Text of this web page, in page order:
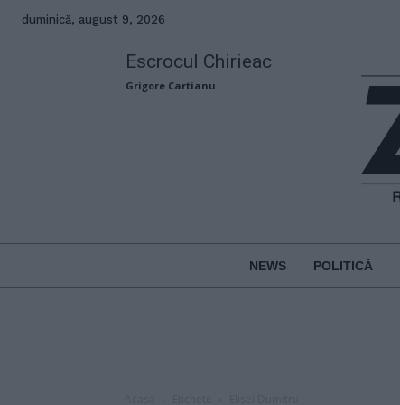
duminică, august 9, 2026
Escrocul Chirieac
Grigore Cartianu
NEWS POLITICĂ